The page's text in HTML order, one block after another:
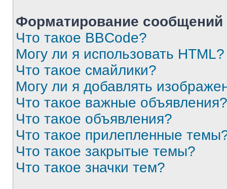
Форматирование
Что такое BBCode?
Могу ли я использовать HTML?
Что такое смайлики?
Могу ли я добавлять
Что такое важные объявления?
Что такое объявления?
Что такое прилепленные
Что такое закрытые темы?
Что такое значки тем?